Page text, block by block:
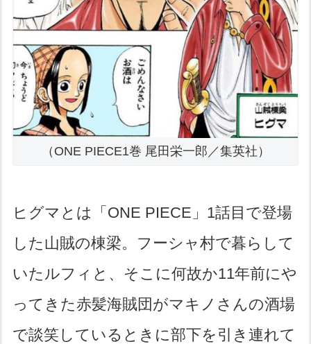
（ONE PIECE1巻 尾田栄一郎／集英社）
ヒグマとは「ONE PIECE」1話目で登場
した山賊の棟梁。フーシャ村で暮らして
いたルフィと、そこに何故か11年前にや
ってきた赤髪海賊団がマキノさんの酒場
で談笑しているときに部下を引き連れて